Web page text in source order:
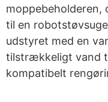
moppebeholderen,
til en
udstyret med en
tilstrækkeligt vand
kompatibelt